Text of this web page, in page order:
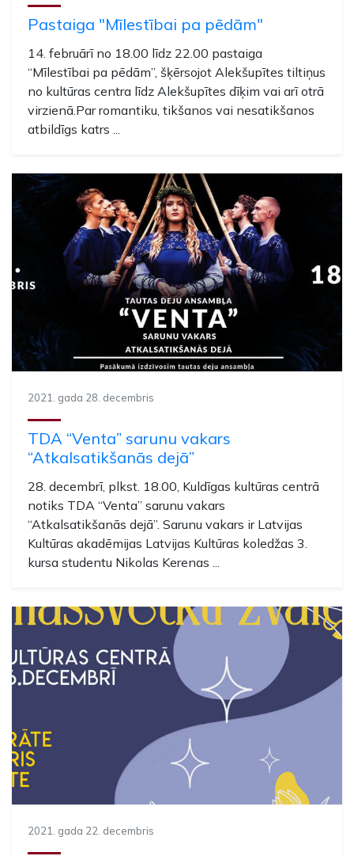
Pastaiga "Mīlestībai pa pēdām"
14. februārī no 18.00 līdz 22.00 pastaiga
“Mīlestībai pa pēdām”, šķērsojot Alekšupītes tiltiņus
no kultūras centra līdz Alekšupītes dīķim vai arī otrā
virzienā.Par romantiku, tikšanos vai nesatikšanos
atbildīgs katrs ...
2021. gada 28. decembris
TDA “Venta” sarunu vakars
“Atkalsatikšanās dejā”
28. decembrī, plkst. 18.00, Kuldīgas kultūras centrā
notiks TDA “Venta” sarunu vakars
“Atkalsatikšanās dejā”. Sarunu vakars ir Latvijas
Kultūras akadēmijas Latvijas Kultūras koledžas 3.
kursa studentu Nikolas Kerenas ...
2021. gada 22. decembris